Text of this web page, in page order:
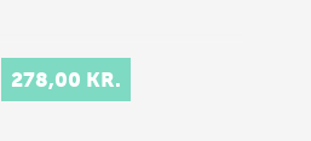
278,00 KR.